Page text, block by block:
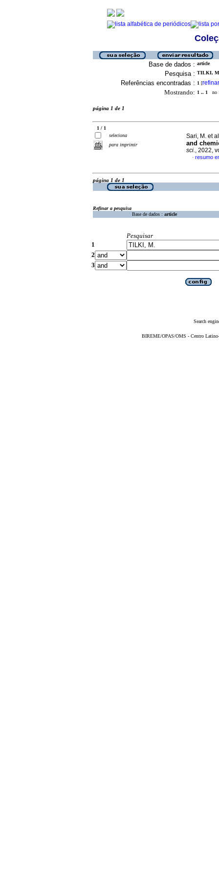
Base de dados : article
Pesquisa : TILKI,
Referências encontradas : 1 [refinar
Mostrando: 1 .. 1 no
página 1 de 1
1 / 1
seleciona
para imprimir
Sari, M. et
and
sci., 2022,
· resumo
página 1 de 1
Refinar a pesquisa
Base de dados : article
Pesquisar
1
2
3
Search
BIREME/OPAS/OMS - Centro Latino-